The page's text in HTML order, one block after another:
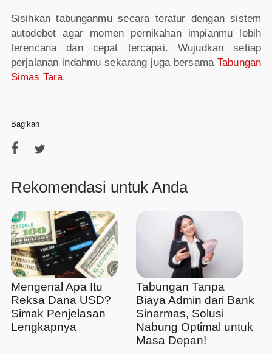
Sisihkan tabunganmu secara teratur dengan sistem
autodebet agar momen pernikahan impianmu lebih
terencana dan cepat tercapai. Wujudkan setiap
perjalanan indahmu sekarang juga bersamaTabungan
Simas Tara.
Bagikan
Rekomendasi untuk Anda
Mengenal Apa Itu
Reksa Dana USD?
Simak Penjelasan
Lengkapnya
Tabungan Tanpa
Biaya Admin dari Bank
Sinarmas, Solusi
Nabung Optimal untuk
Masa Depan!